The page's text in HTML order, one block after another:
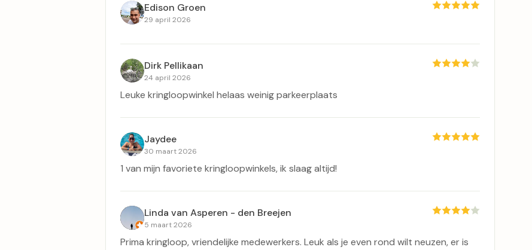
Edison Groen
29 april 2026
Dirk Pellikaan
24 april 2026
Leuke kringloopwinkel helaas weinig parkeerplaats
Jaydee
30 maart 2026
1 van mijn favoriete kringloopwinkels, ik slaag altijd!
Linda van Asperen - den Breejen
5 maart 2026
Prima kringloop, vriendelijke medewerkers. Leuk als je even rond wilt neuzen, er is